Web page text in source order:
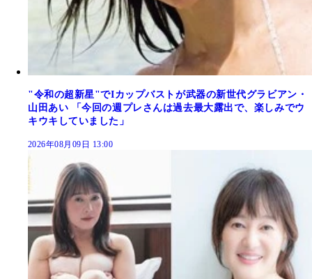
"令和の超新星"でIカップバストが武器の新世代グラビアン・
山田あい 「今回の週プレさんは過去最大露出で、楽しみでウ
キウキしていました」
2026年08月09日 13:00